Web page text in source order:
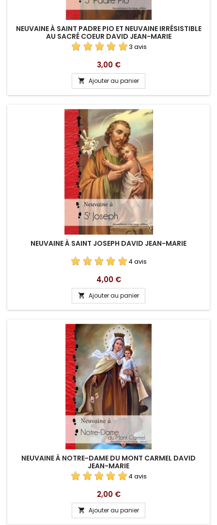
NEUVAINE À SAINT PADRE PIO ET NEUVAINE IRRÉSISTIBLE
AU SACRÉ COEUR DAVID JEAN-MARIE
3 avis
Prix
3,00 €
 Ajouter au panier
NEUVAINE À SAINT JOSEPH DAVID JEAN-MARIE
4 avis
Prix
4,00 €
 Ajouter au panier
NEUVAINE À NOTRE-DAME DU MONT CARMEL DAVID
JEAN-MARIE
4 avis
Prix
2,00 €
 Ajouter au panier